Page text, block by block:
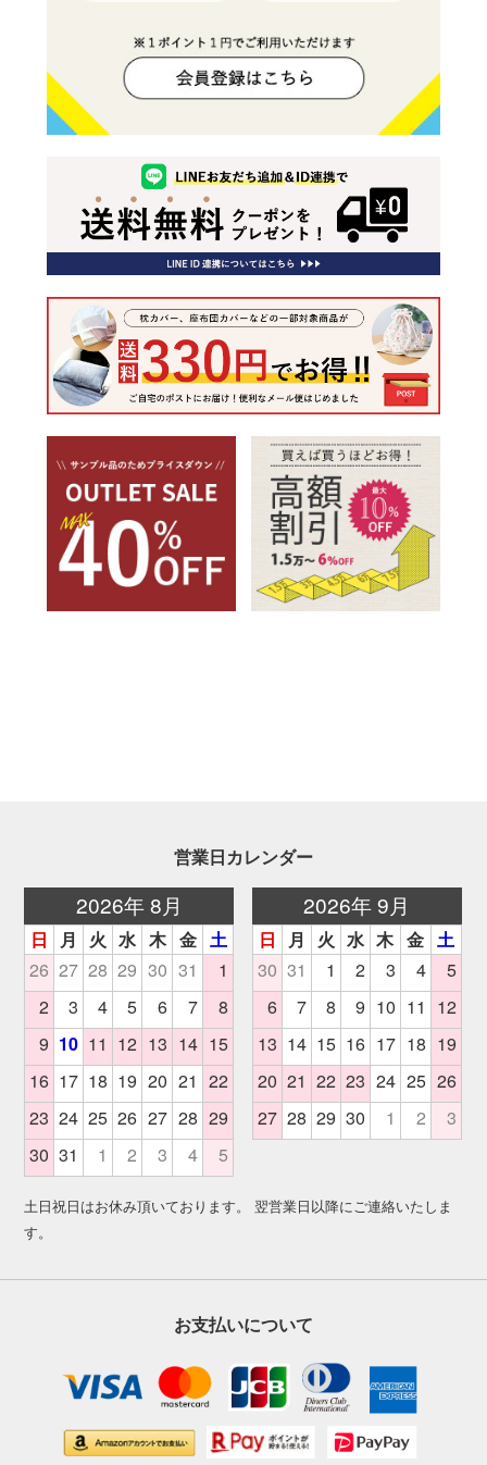
営業日カレンダー
土日祝日はお休み頂いております。 翌営業日以降にご連絡いたしま
す。
お支払いについて